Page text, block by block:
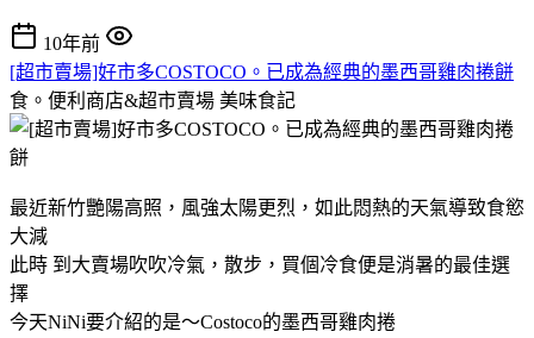
10年前
[超市賣場]好市多COSTOCO。已成為經典的墨西哥雞肉捲餅
食。便利商店&超市賣場 美味食記
最近新竹艷陽高照，風強太陽更烈，如此悶熱的天氣導致食慾
大減
此時 到大賣場吹吹冷氣，散步，買個冷食便是消暑的最佳選
擇
今天NiNi要介紹的是～Costoco的墨西哥雞肉捲